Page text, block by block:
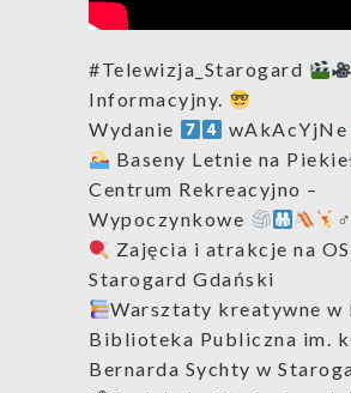
#Telewizja_Starogard
Informacyjny.
Wydanie
wAkAcYjNe
Baseny Letnie na
Centrum Rekreacyjno –
Wypoczynkowe
‍♂
Zajęcia i atrakcje na
Starogard Gdański
Warsztaty kreatywne w
Biblioteka Publiczna im.
Bernarda Sychty w